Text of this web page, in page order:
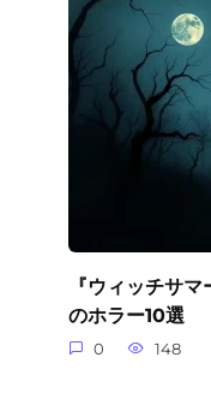
『ウィッチサ
のホラー10選
0 148